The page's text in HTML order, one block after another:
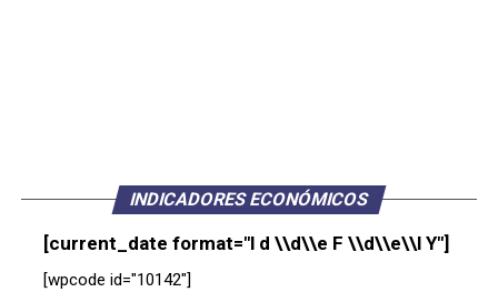
INDICADORES ECONÓMICOS
[current_date format="l d \\d\\e F \\d\\e\\l Y"]
[wpcode id="10142"]